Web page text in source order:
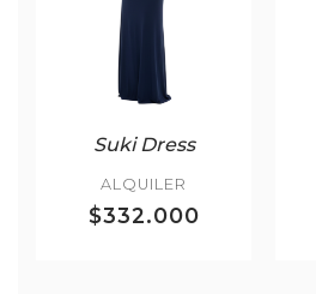
Suki Dress
ALQUILER
$332.000